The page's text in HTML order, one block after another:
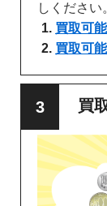
しください
買取可
買取可
買